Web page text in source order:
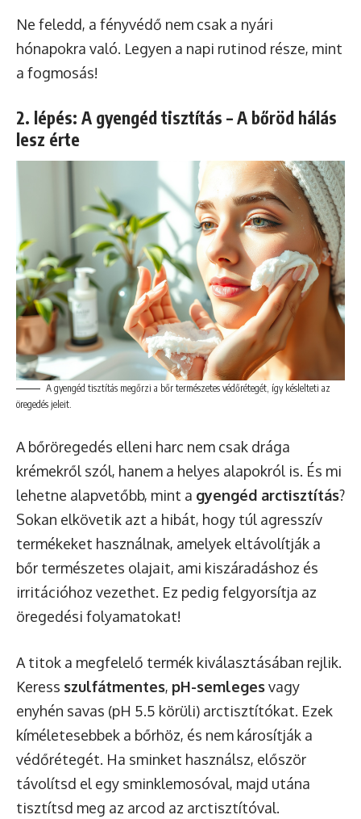
Ne feledd, a fényvédő nem csak a nyári
hónapokra való. Legyen a napi rutinod része, mint
a fogmosás!
2. lépés: A gyengéd tisztítás – A bőröd hálás
lesz érte
A gyengéd tisztítás megőrzi a bőr természetes védőrétegét, így késlelteti az
öregedés jeleit.
A bőröregedés elleni harc nem csak drága
krémekről szól, hanem a helyes alapokról is. És mi
lehetne alapvetőbb, mint a gyengéd arctisztítás?
Sokan elkövetik azt a hibát, hogy túl agresszív
termékeket használnak, amelyek eltávolítják a
bőr természetes olajait, ami kiszáradáshoz és
irritációhoz vezethet. Ez pedig felgyorsítja az
öregedési folyamatokat!
A titok a megfelelő termék kiválasztásában rejlik.
Keress szulfátmentes, pH-semlegesvagy
enyhén savas (pH 5.5 körüli) arctisztítókat. Ezek
kíméletesebbek a bőrhöz, és nem károsítják a
védőrétegét. Ha sminket használsz, először
távolítsd el egy sminklemosóval, majd utána
tisztítsd meg az arcod az arctisztítóval.